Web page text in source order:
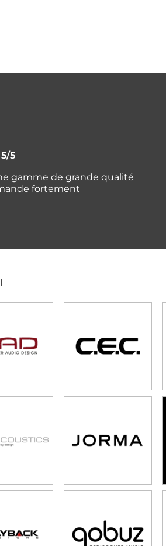
5/5
gamme de grande qualité
fortement